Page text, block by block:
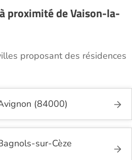
proximité de Vaison-la-
proposant des résidences
(84000)
sur-Cèze